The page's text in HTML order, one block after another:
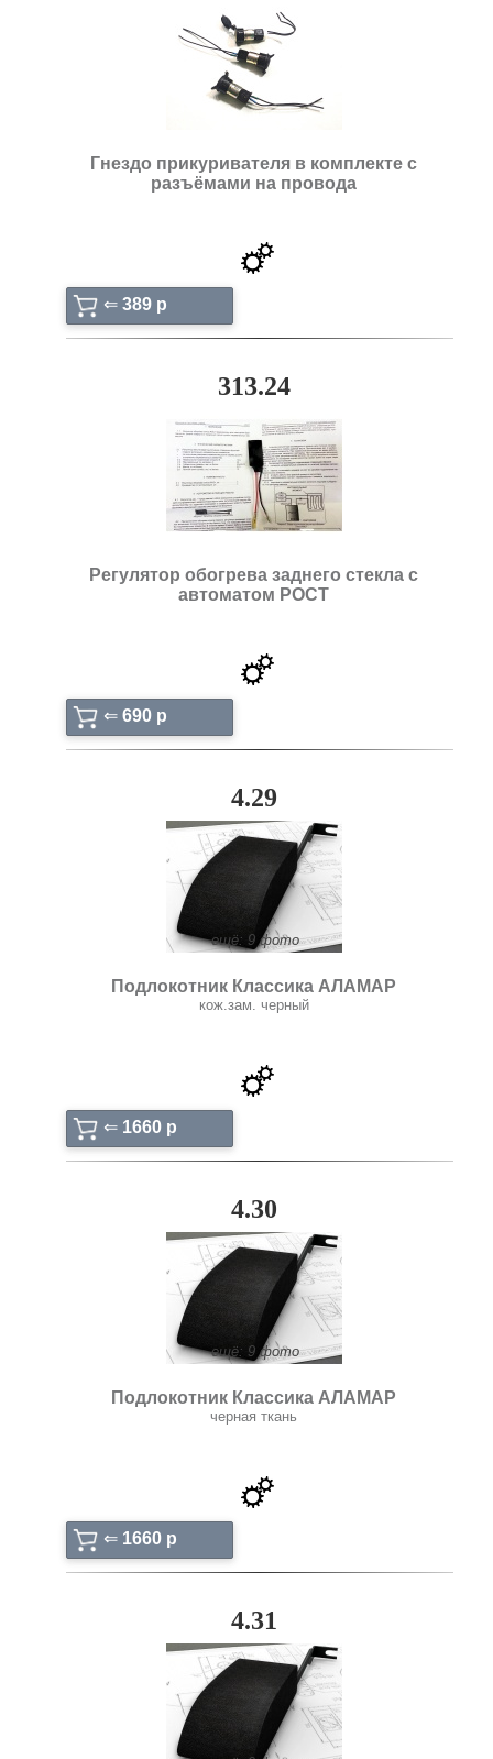
Гнездо прикуривателя в комплекте с
разъёмами на провода
⇐ 389 p
313.24
Регулятор обогрева заднего стекла с
автоматом РОСТ
⇐ 690 p
4.29
ещё: 9 фото
Подлокотник Классика АЛАМАР
кож.зам. черный
⇐ 1660 p
4.30
ещё: 9 фото
Подлокотник Классика АЛАМАР
черная ткань
⇐ 1660 p
4.31